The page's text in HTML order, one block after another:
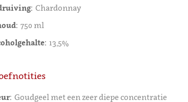
Chardonnay
750 ml
13,5%
Goudgeel met een zeer diepe concentratie